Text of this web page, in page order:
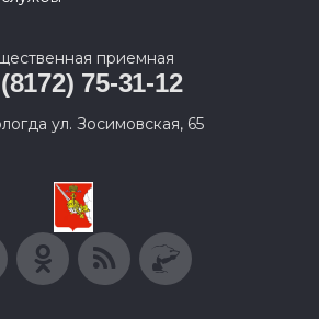
приемная
75-31-12
ул. Зосимовская, 65